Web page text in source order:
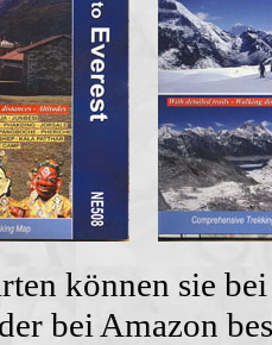
können sie
bei Amazon